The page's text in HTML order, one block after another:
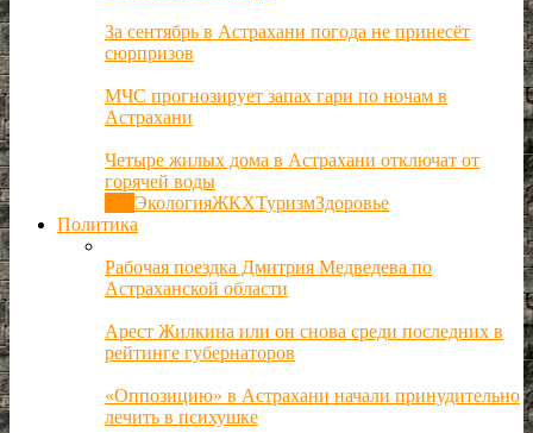
За сентябрь в Астрахани погода не принесёт
сюрпризов
МЧС прогнозирует запах гари по ночам в
Астрахани
Четыре жилых дома в Астрахани отключат от
горячей воды
ЭкологияЖКХТуризмЗдоровье
Политика
Рабочая поездка Дмитрия Медведева по
Астраханской области
Арест Жилкина или он снова среди последних в
рейтинге губернаторов
«Оппозицию» в Астрахани начали принудительно
лечить в психушке